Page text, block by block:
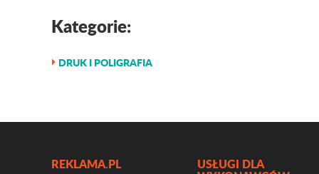
Kategorie:
DRUK I POLIGRAFIA
REKLAMA.PL USŁUGI DLA